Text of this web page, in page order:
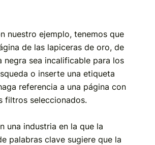
nuestro ejemplo, tenemos que
de las lapiceras de oro, de
negra sea incalificable para los
o inserte una etiqueta
referencia a una página con
filtros seleccionados.
una industria en la que la
palabras clave sugiere que la